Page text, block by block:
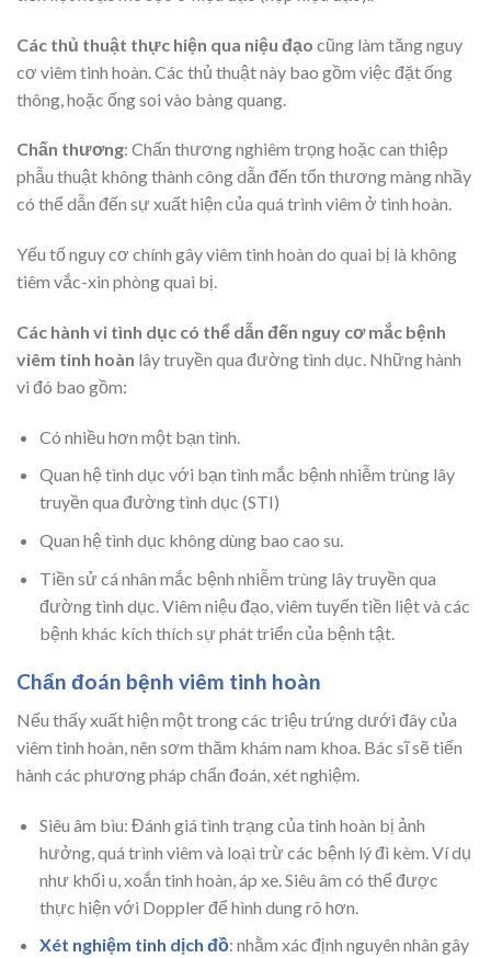
Các thủ thuật thực hiện qua niệu đạo cũng làm tăng nguy
cơ viêm tinh hoàn. Các thủ thuật này bao gồm việc đặt ống
thông, hoặc ống soi vào bàng quang.
Chấn thương: Chấn thương nghiêm trọng hoặc can thiệp
phẫu thuật không thành công dẫn đến tổn thương màng nhầy
có thể dẫn đến sự xuất hiện của quá trình viêm ở tinh hoàn.
Yếu tố nguy cơ chính gây viêm tinh hoàn do quai bị là không
tiêm vắc-xin phòng quai bị.
Các hành vi tình dục có thể dẫn đến nguy cơ mắc bệnh
viêm tinh hoàn lây truyền qua đường tình dục. Những hành
vi đó bao gồm:
Có nhiều hơn một bạn tình.
Quan hệ tình dục với bạn tình mắc bệnh nhiễm trùng lây
truyền qua đường tình dục (STI)
Quan hệ tình dục không dùng bao cao su.
Tiền sử cá nhân mắc bệnh nhiễm trùng lây truyền qua
đường tình dục. Viêm niệu đạo, viêm tuyến tiền liệt và các
bệnh khác kích thích sự phát triển của bệnh tật.
Chẩn đoán bệnh viêm tinh hoàn
Nếu thấy xuất hiện một trong các triệu trứng dưới đây của
viêm tinh hoàn, nên sơm thăm khám nam khoa. Bác sĩ sẽ tiến
hành các phương pháp chẩn đoán, xét nghiệm.
Siêu âm bìu: Đánh giá tình trạng của tinh hoàn bị ảnh
hưởng, quá trình viêm và loại trừ các bệnh lý đi kèm. Ví dụ
như khối u, xoắn tinh hoàn, áp xe. Siêu âm có thể được
thực hiện với Doppler để hình dung rõ hơn.
Xét nghiệm tinh dịch đồ: nhằm xác định nguyên nhân gây